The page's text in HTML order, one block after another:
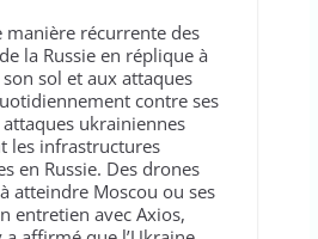
manière récurrente des
la Russie en réplique à
sol et aux attaques
contre ses
ukrainiennes
les infrastructures
en Russie. Des drones
atteindre Moscou ou ses
entretien avec Axios,